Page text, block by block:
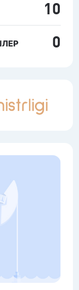
10
0